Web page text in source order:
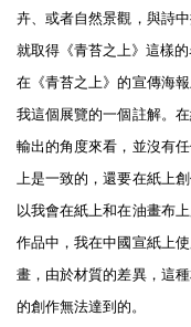
卉、或者自然景觀，與詩
就取得《青苔之上》這樣的
在《青苔之上》的宣傳海
我這個展覽的一個註解。
輸出的角度來看，並沒有
上是一致的，還要在紙上
以我會在紙上和在油畫布
作品中，我在中國宣紙上
畫，由於材質的差異，這
的創作無法達到的。